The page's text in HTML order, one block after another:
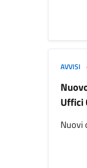
AVVISI
Uffici
Nuovi